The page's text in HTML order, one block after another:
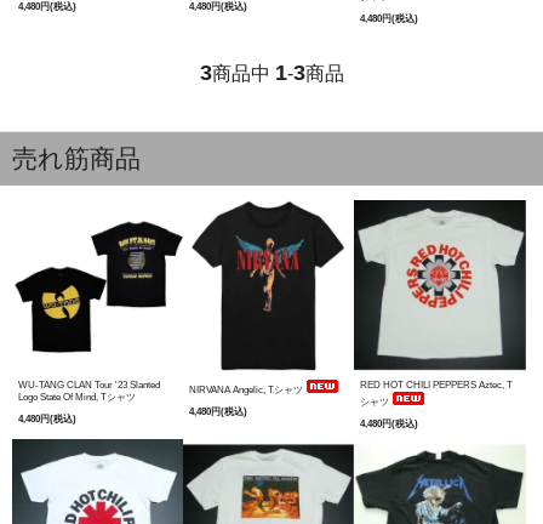
4,480円(税込)
4,480円(税込)
4,480円(税込)
3商品中 1-3商品
売れ筋商品
WU-TANG CLAN Tour '23 Slanted
Logo State Of Mind, Tシャツ
4,480円(税込)
NIRVANA Angelic, Tシャツ
4,480円(税込)
RED HOT CHILI PEPPERS Aztec, T
シャツ
4,480円(税込)